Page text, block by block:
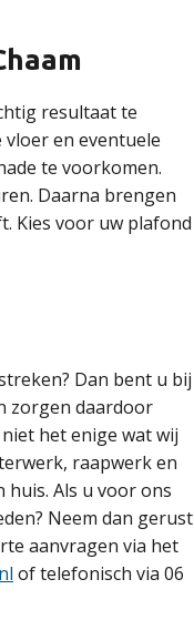
resultaat te
en eventuele
te voorkomen.
Daarna brengen
Kies voor uw plafond
Dan bent u bij
zorgen daardoor
het enige wat wij
raapwerk en
Als u voor ons
Neem dan gerust
aanvragen via het
of telefonisch via 06